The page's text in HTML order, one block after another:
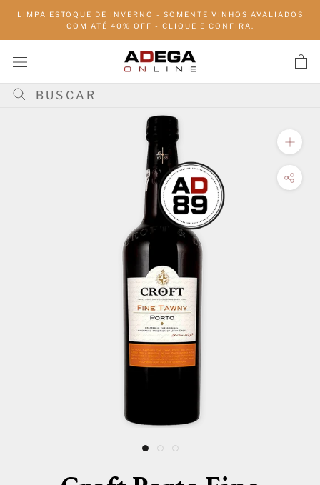
conteúdo
LIMPA ESTOQUE DE INVERNO - SOMENTE VINHOS AVALIADOS
COM ATÉ 40% OFF - CLIQUE E CONFIRA.